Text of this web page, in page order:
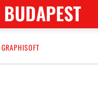
BUDAPEST
GRAPHISOFT